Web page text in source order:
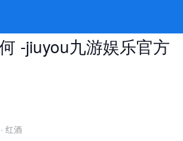
多少钱，桂林柳州这边
-jiuyou九游娱乐官方
· 红酒